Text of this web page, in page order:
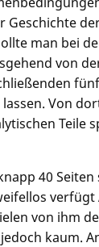
Geschichte
man bei
von
Von
Teile
40
von ihm
kaum.